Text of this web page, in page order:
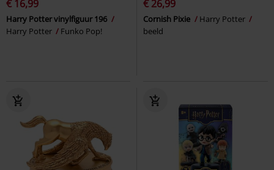
€ 16,99
Harry Potter vinylfiguur 196
Harry Potter
Funko Pop!
€ 26,99
Cornish Pixie
Harry Potter
beeld